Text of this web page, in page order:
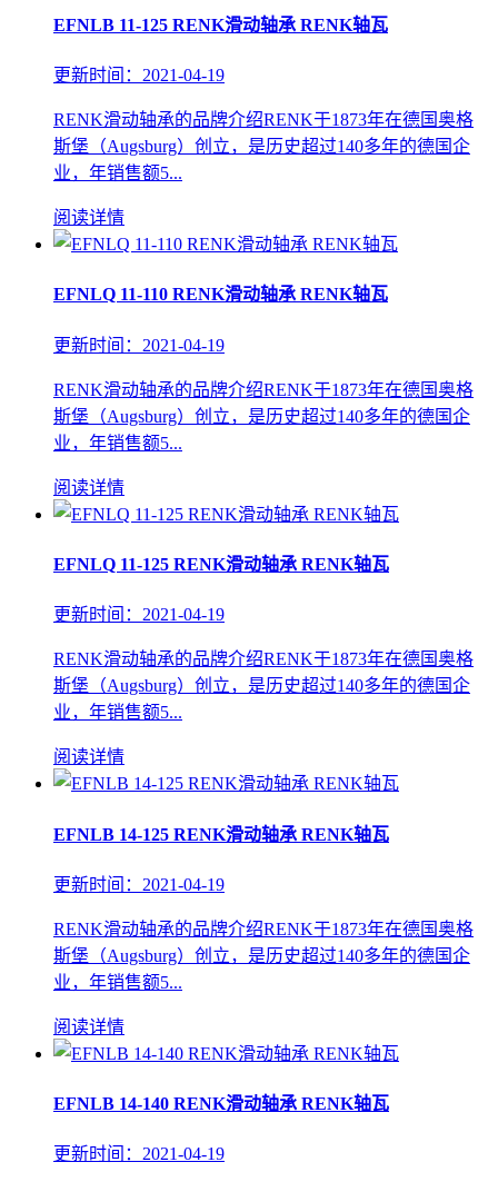
EFNLB 11-125 RENK滑动轴承 RENK轴瓦
更新时间：2021-04-19
RENK滑动轴承的品牌介绍RENK于1873年在德国奥格
斯堡（Augsburg）创立，是历史超过140多年的德国企
业，年销售额5...
阅读详情
EFNLQ 11-110 RENK滑动轴承 RENK轴瓦
更新时间：2021-04-19
RENK滑动轴承的品牌介绍RENK于1873年在德国奥格
斯堡（Augsburg）创立，是历史超过140多年的德国企
业，年销售额5...
阅读详情
EFNLQ 11-125 RENK滑动轴承 RENK轴瓦
更新时间：2021-04-19
RENK滑动轴承的品牌介绍RENK于1873年在德国奥格
斯堡（Augsburg）创立，是历史超过140多年的德国企
业，年销售额5...
阅读详情
EFNLB 14-125 RENK滑动轴承 RENK轴瓦
更新时间：2021-04-19
RENK滑动轴承的品牌介绍RENK于1873年在德国奥格
斯堡（Augsburg）创立，是历史超过140多年的德国企
业，年销售额5...
阅读详情
EFNLB 14-140 RENK滑动轴承 RENK轴瓦
更新时间：2021-04-19